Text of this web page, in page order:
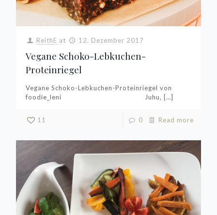
ReithE at 12. Dezember 2017
Vegane Schoko-Lebkuchen-
Proteinriegel
Vegane Schoko-Lebkuchen-Proteinriegel von
foodie_leni Juhu, […]
11 0 Read more